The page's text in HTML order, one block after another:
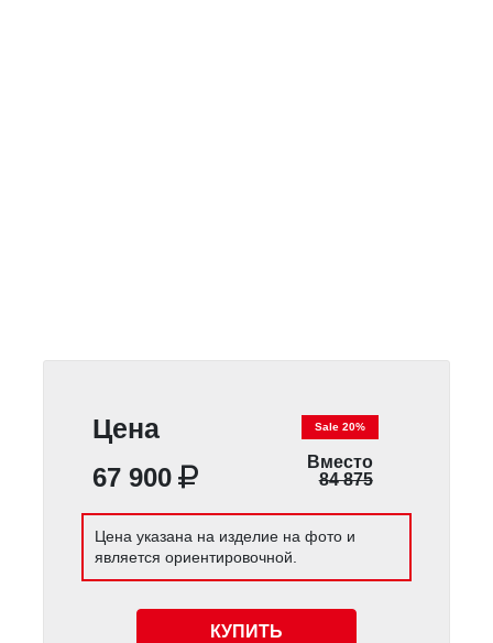
Цена
67 900
Sale 20%
Вместо
84 875
Цена указана на изделие на фото и
является ориентировочной.
КУПИТЬ